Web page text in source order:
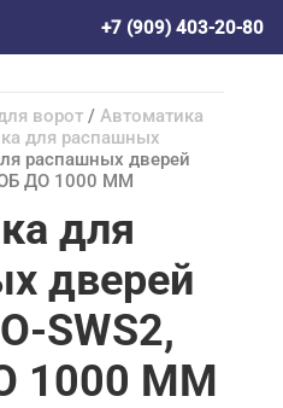
+7 (909) 403-20-80
ворот / Автоматика
для распашных
распашных дверей
ДО 1000 ММ
для
дверей
SWS2,
1000 ММ